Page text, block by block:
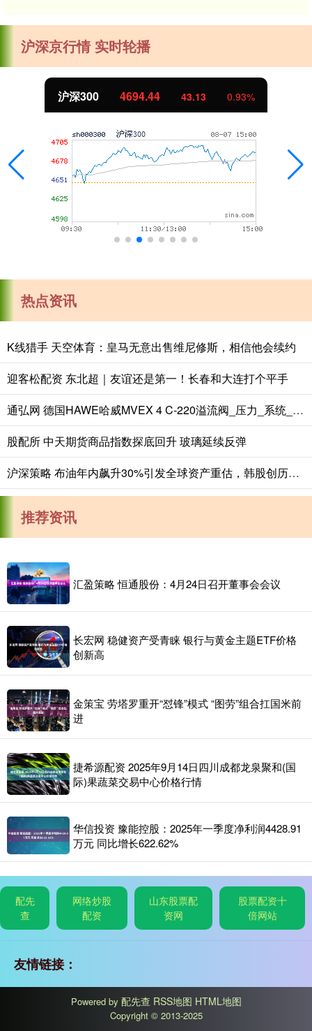
沪深京行情 实时轮播
沪深300 4694.44 43.13 0.93%
热点资讯
K线猎手 天空体育：皇马无意出售维尼修斯，相信他会续约
迎客松配资 东北超｜友谊还是第一！长春和大连打个平手
通弘网 德国HAWE哈威MVEX 4 C-220溢流阀_压力_系统_液压
股配所 中天期货商品指数探底回升 玻璃延续反弹
沪深策略 布油年内飙升30%引发全球资产重估，韩股创历史单日最大跌幅
推荐资讯
汇盈策略 恒通股份：4月24日召开董事会会议
长宏网 稳健资产受青睐 银行与黄金主题ETF价格
创新高
金策宝 劳塔罗重开“怼锋”模式 “图劳”组合扛国米前
进
捷希源配资 2025年9月14日四川成都龙泉聚和(国
际)果蔬菜交易中心价格行情
华信投资 豫能控股：2025年一季度净利润4428.91
万元 同比增长622.62%
配先
查
网络炒股
配资
山东股票配
资网
股票配资十
倍网站
友情链接：
Powered by 配先查 RSS地图 HTML地图
Copyright © 2013-2025